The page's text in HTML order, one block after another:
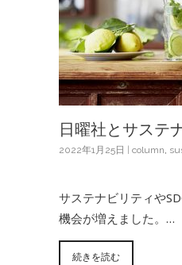
日曜社とサステ
2022年1月25日 column,
サステナビリティや
機会が増えました。…
続きを読む